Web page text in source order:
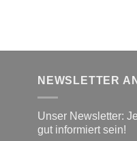
NEWSLETTER
Unser Newsletter:
gut informiert sein!